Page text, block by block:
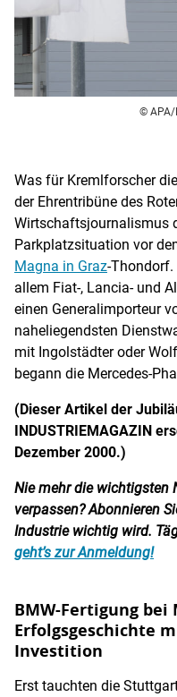
© APA/
Was für Kremlforscher
der Ehrentribüne des
Wirtschaftsjournalismus
Parkplatzsituation vor
Magna in Graz-Thondorf.
allem Fiat-, Lancia- und
einen Generalimporteur
naheliegendsten
mit Ingolstädter oder
begann die Mercedes-
(Dieser Artikel der
INDUSTRIEMAGAZIN
Dezember 2000.)
Nie mehr die wichtigsten
verpassen? Abonnieren
Industrie wichtig wird.
geht’s zur Anmeldung!
BMW-Fertigung bei
Erfolgsgeschichte
Investition
Erst tauchten die